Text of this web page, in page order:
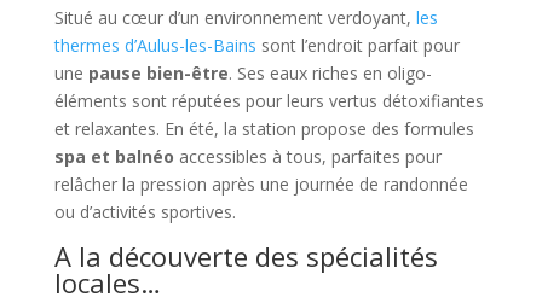
Situé au cœur d’un environnement verdoyant, les
thermes d’Aulus-les-Bains sont l’endroit parfait pour
une pause bien-être. Ses eaux riches en oligo-
éléments sont réputées pour leurs vertus détoxifiantes
et relaxantes. En été, la station propose des formules
spa et balnéo accessibles à tous, parfaites pour
relâcher la pression après une journée de randonnée
ou d’activités sportives.
A la découverte des spécialités
locales…